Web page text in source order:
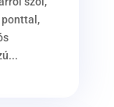
ponttal,